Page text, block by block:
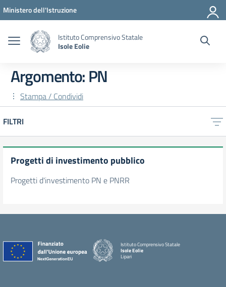
Vai ai contenuti
Vai al menu di navigazione
Vai al footer
Ministero dell'Istruzione
Istituto Comprensivo Statale
Isole Eolie
Argomento: PN
Stampa / Condividi
FILTRI
Progetti di investimento pubblico
Progetti d'investimento PN e PNRR
Istituto Comprensivo Statale
Isole Eolie
Lipari